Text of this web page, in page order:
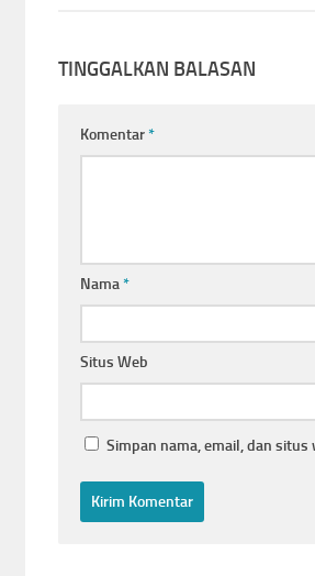
TINGGALKAN BALASAN
Komentar*
Nama*
Situs Web
Simpan nama, email, dan